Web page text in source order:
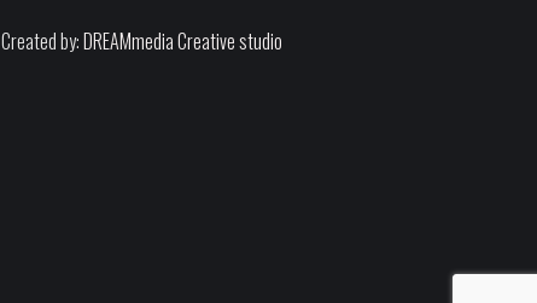
Created by:DREAMmedia Creative studio